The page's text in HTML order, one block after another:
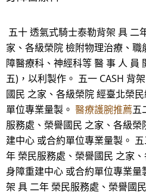
五十 透氣式騎士泰勒背架 具 二
家、各級榮院 檢附物理治療、
障醫療科、神經科等 醫 事 人 員
五)，以利製作。 五一 CASH 背
國民 之家、各級榮院 經臺北榮
單位專業量製。 醫療護腕推薦五
服務處、榮譽國民 之家、各級
建中心 或合約單位專業量製。
年 榮民服務處、榮譽國民 之家
身障重建中心 或合約單位專業
架 具 二年 榮民服務處、榮譽國